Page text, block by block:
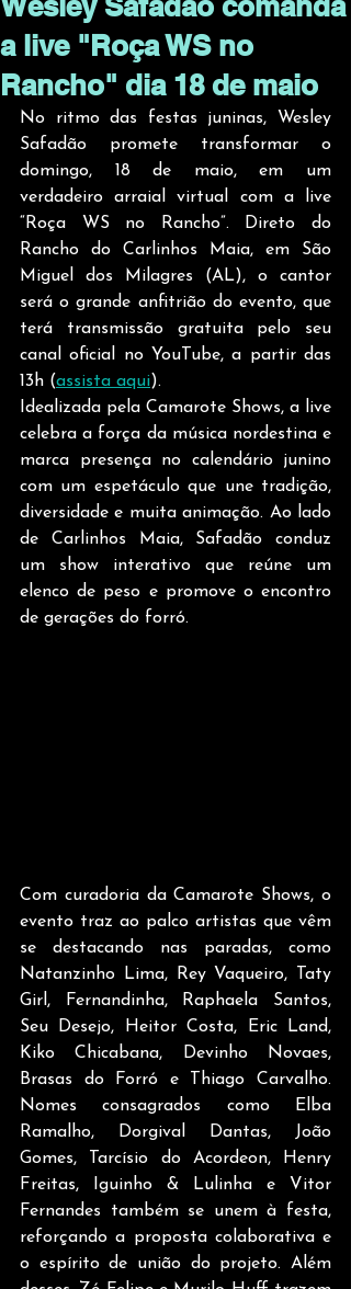
a live "Roça WS no
Rancho" dia 18 de maio
No ritmo das festas juninas, Wesley
Safadão promete transformar o
domingo, 18 de maio, em um
verdadeiro arraial virtual com a live
“Roça WS no Rancho”. Direto do
Rancho do Carlinhos Maia, em São
Miguel dos Milagres (AL), o cantor
será o grande anfitrião do evento, que
terá transmissão gratuita pelo seu
canal oficial no YouTube, a partir das
13h (assista aqui).
Idealizada pela Camarote Shows, a live
celebra a força da música nordestina e
marca presença no calendário junino
com um espetáculo que une tradição,
diversidade e muita animação. Ao lado
de Carlinhos Maia, Safadão conduz
um show interativo que reúne um
elenco de peso e promove o encontro
de gerações do forró.
Com curadoria da Camarote Shows, o
evento traz ao palco artistas que vêm
se destacando nas paradas, como
Natanzinho Lima, Rey Vaqueiro, Taty
Girl, Fernandinha, Raphaela Santos,
Seu Desejo, Heitor Costa, Eric Land,
Kiko Chicabana, Devinho Novaes,
Brasas do Forró e Thiago Carvalho.
Nomes consagrados como Elba
Ramalho, Dorgival Dantas, João
Gomes, Tarcísio do Acordeon, Henry
Freitas, Iguinho & Lulinha e Vitor
Fernandes também se unem à festa,
reforçando a proposta colaborativa e
o espírito de união do projeto. Além